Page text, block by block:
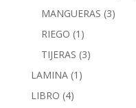
MANGUERAS (3)
RIEGO (1)
TIJERAS (3)
LAMINA (1)
LIBRO (4)